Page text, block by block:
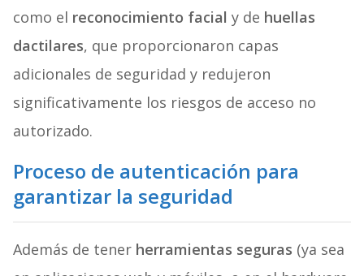
como el reconocimiento facial y de huellas
dactilares, que proporcionaron capas
adicionales de seguridad y redujeron
significativamente los riesgos de acceso no
autorizado.
Proceso de autenticación para
garantizar la seguridad
Además de tener herramientas seguras (ya sea